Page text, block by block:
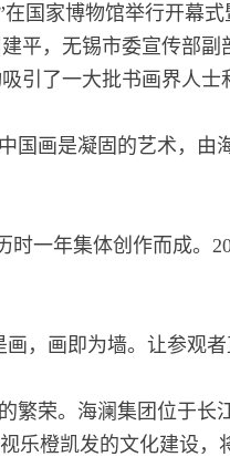
国家博物馆举行开幕
平，无锡市委宣传部
引了一大批书画界人士
国画是凝固的艺术，由
时一年集体创作而成。
，画即为墙。让参观
繁荣。海澜集团位于长
乐橙凯发的文化建设